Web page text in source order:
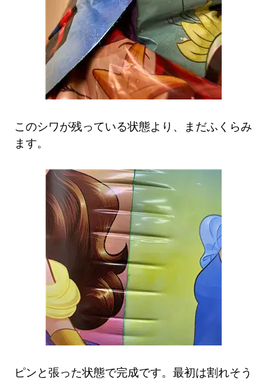
このシワが残っている状態より、まだふくらみ
ます。
ピンと張った状態で完成です。最初は割れそう